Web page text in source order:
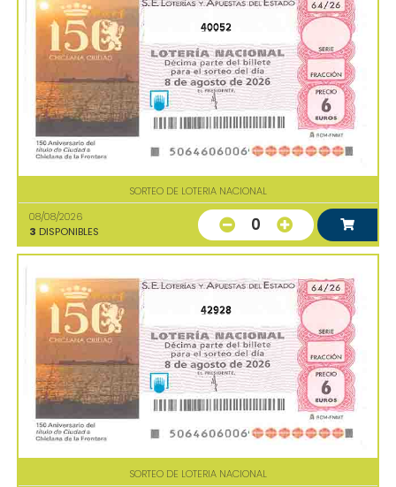
40052
SORTEO DE LOTERIA NACIONAL
08/08/2026
3 DISPONIBLES 0
42928
SORTEO DE LOTERIA NACIONAL